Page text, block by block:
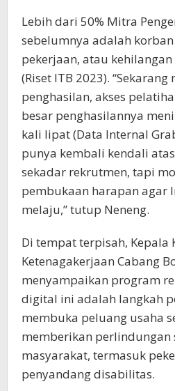
Lebih dari 50% Mitra
sebelumnya adalah
pekerjaan, atau
(Riset ITB 2023).
penghasilan, akses
besar penghasilannya
kali lipat (Data Internal
punya kembali kendali
sekadar rekrutmen, tapi
pembukaan harapan agar
melaju,” tutup Neneng.
Di tempat terpisah, Kepala
Ketenagakerjaan Cabang
menyampaikan program
digital ini adalah langkah
membuka peluang usaha
memberikan perlindungan
masyarakat, termasuk
penyandang disabilitas.